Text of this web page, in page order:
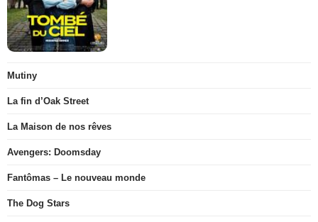
Mutiny
La fin d’Oak Street
La Maison de nos rêves
Avengers: Doomsday
Fantômas – Le nouveau monde
The Dog Stars